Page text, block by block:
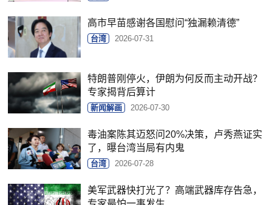
高市早苗感谢各国慰问“独漏赖清德”
台湾 2026-07-31
特朗普刚停火，伊朗为何反而主动开战？
专家揭背后算计
新闻解画 2026-07-30
毒油案陈其迈怒问20%决策，卢秀燕证实
了，曝台湾当局有内鬼
台湾 2026-07-28
美军武器快打光了？高端武器库存告急，